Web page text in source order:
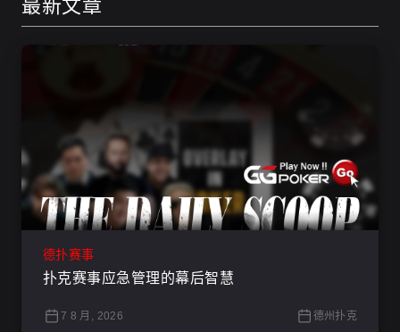
最新文章
德扑赛事
扑克赛事应急管理的幕后智慧
7 8 月, 2026 德州扑克